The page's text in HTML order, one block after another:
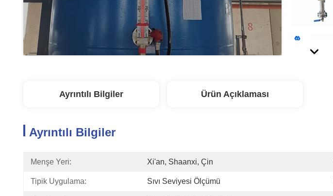
Ayrıntılı Bilgiler Ürün Açıklaması
Ayrıntılı Bilgiler
Menşe Yeri: Xi'an, Shaanxi, Çin
Tipik Uygulama: Sıvı Seviyesi Ölçümü